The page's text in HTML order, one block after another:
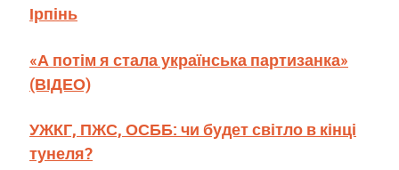
Ірпінь
«А потім я стала українська партизанка»
(ВІДЕО)
УЖКГ, ПЖС, ОСББ: чи будет світло в кінці
тунеля?